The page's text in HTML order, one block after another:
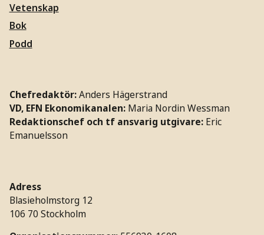
Vetenskap
Bok
Podd
Chefredaktör:Anders Hägerstrand
VD, EFN Ekonomikanalen: Maria Nordin Wessman
Redaktionschef och tf ansvarig utgivare: Eric
Emanuelsson
Adress
Blasieholmstorg 12
106 70 Stockholm